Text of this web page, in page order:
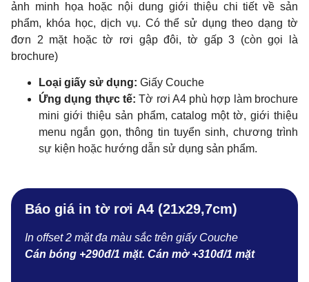
ảnh minh họa hoặc nội dung giới thiệu chi tiết về sản
phẩm, khóa học, dịch vụ. Có thể sử dụng theo dạng tờ
đơn 2 mặt hoặc tờ rơi gập đôi, tờ gấp 3 (còn gọi là
brochure)
Loại giấy sử dụng: Giấy Couche
Ứng dụng thực tế: Tờ rơi A4 phù hợp làm brochure
mini giới thiệu sản phẩm, catalog một tờ, giới thiệu
menu ngắn gọn, thông tin tuyển sinh, chương trình
sự kiện hoặc hướng dẫn sử dụng sản phẩm.
Báo giá in tờ rơi A4 (21x29,7cm)
In offset 2 mặt đa màu sắc trên giấy Couche
Cán bóng +290đ/1 mặt. Cán mờ +310đ/1 mặt